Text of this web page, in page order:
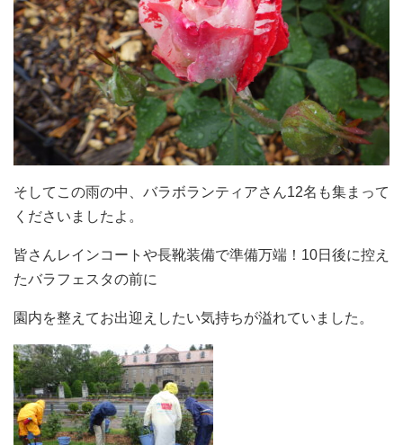
そしてこの雨の中、バラボランティアさん12名も集まって
くださいましたよ。
皆さんレインコートや長靴装備で準備万端！10日後に控え
たバラフェスタの前に
園内を整えてお出迎えしたい気持ちが溢れていました。